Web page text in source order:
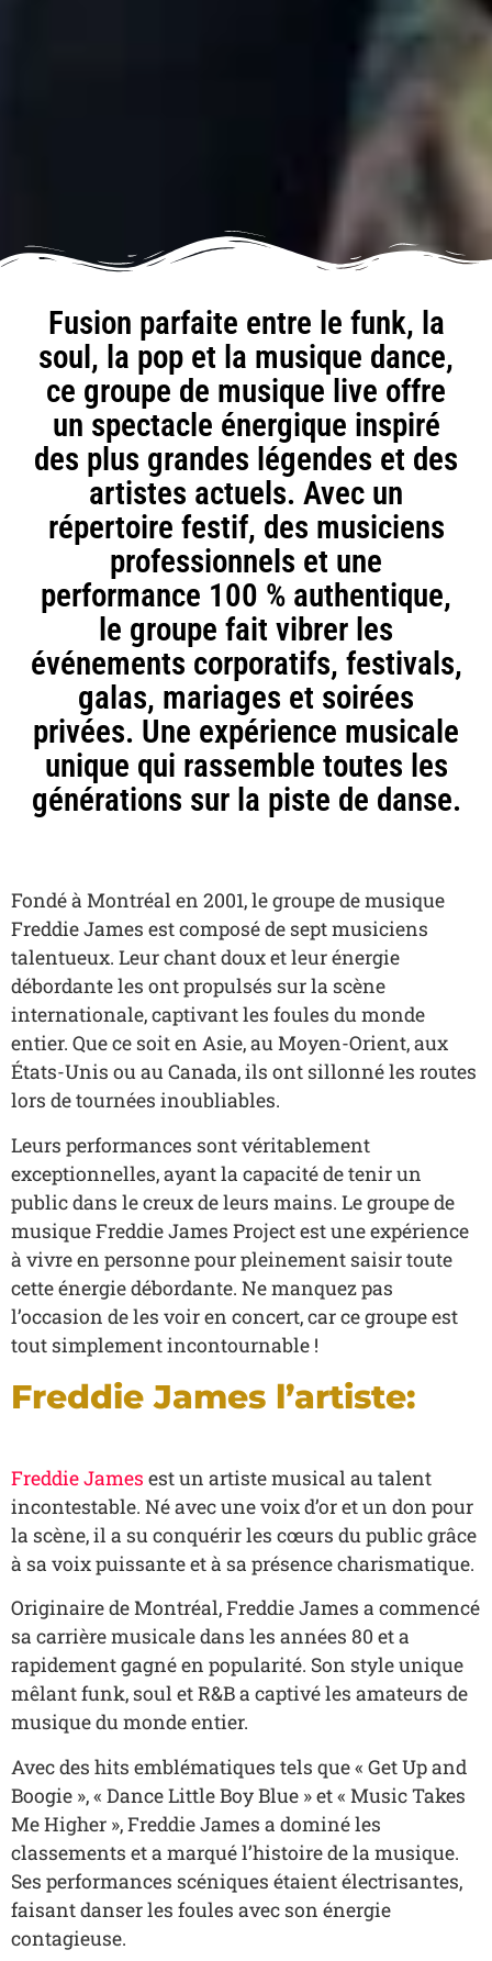
Fusion parfaite entre le funk, la
soul, la pop et la musique dance,
ce groupe de musique live offre
un spectacle énergique inspiré
des plus grandes légendes et des
artistes actuels. Avec un
répertoire festif, des musiciens
professionnels et une
performance 100 % authentique,
le groupe fait vibrer les
événements corporatifs, festivals,
galas, mariages et soirées
privées. Une expérience musicale
unique qui rassemble toutes les
générations sur la piste de danse.
Fondé à Montréal en 2001, le groupe de musique
Freddie James est composé de sept musiciens
talentueux. Leur chant doux et leur énergie
débordante les ont propulsés sur la scène
internationale, captivant les foules du monde
entier. Que ce soit en Asie, au Moyen-Orient, aux
États-Unis ou au Canada, ils ont sillonné les routes
lors de tournées inoubliables.
Leurs performances sont véritablement
exceptionnelles, ayant la capacité de tenir un
public dans le creux de leurs mains. Le groupe de
musique Freddie James Project est une expérience
à vivre en personne pour pleinement saisir toute
cette énergie débordante. Ne manquez pas
l’occasion de les voir en concert, car ce groupe est
tout simplement incontournable !
Freddie James l’artiste:
Freddie James est un artiste musical au talent
incontestable. Né avec une voix d’or et un don pour
la scène, il a su conquérir les cœurs du public grâce
à sa voix puissante et à sa présence charismatique.
Originaire de Montréal, Freddie James a commencé
sa carrière musicale dans les années 80 et a
rapidement gagné en popularité. Son style unique
mêlant funk, soul et R&B a captivé les amateurs de
musique du monde entier.
Avec des hits emblématiques tels que « Get Up and
Boogie », « Dance Little Boy Blue » et « Music Takes
Me Higher », Freddie James a dominé les
classements et a marqué l’histoire de la musique.
Ses performances scéniques étaient électrisantes,
faisant danser les foules avec son énergie
contagieuse.